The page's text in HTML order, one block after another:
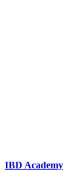
IBD Academy